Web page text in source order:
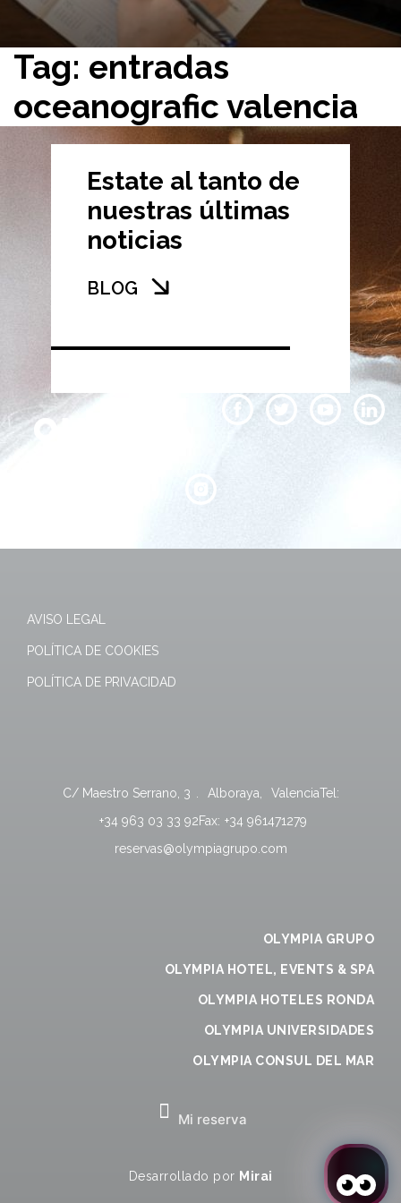
Tag: entradas
oceanografic valencia
Estate al tanto de
nuestras últimas
noticias
BLOG
AVISO LEGAL
POLÍTICA DE COOKIES
POLÍTICA DE PRIVACIDAD
C/ Maestro Serrano, 3 Alboraya ValenciaTel:
+34 963 03 33 92Fax: +34 961471279
reservas@olympiagrupo.com
OLYMPIA GRUPO
OLYMPIA HOTEL, EVENTS & SPA
OLYMPIA HOTELES RONDA
OLYMPIA UNIVERSIDADES
OLYMPIA CONSUL DEL MAR
Mi reserva
Desarrollado por Mirai